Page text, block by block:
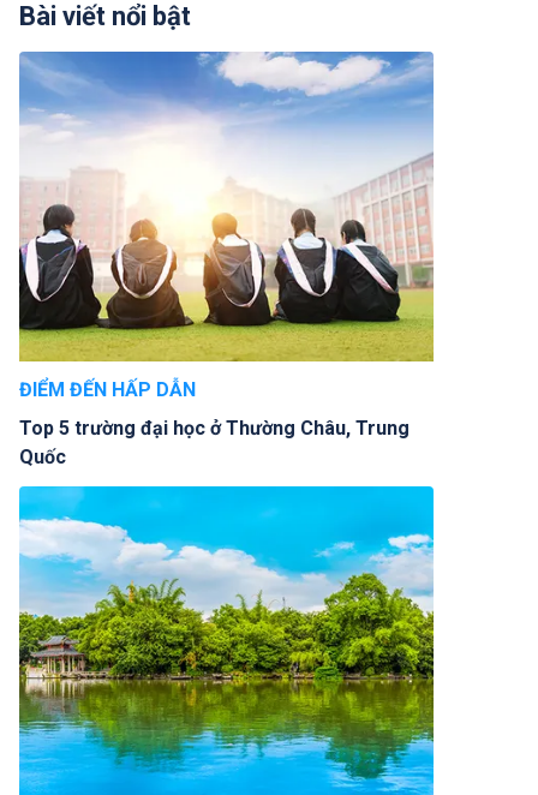
Bài viết nổi bật
ĐIỂM ĐẾN HẤP DẪN
Top 5 trường đại học ở Thường Châu, Trung
Quốc